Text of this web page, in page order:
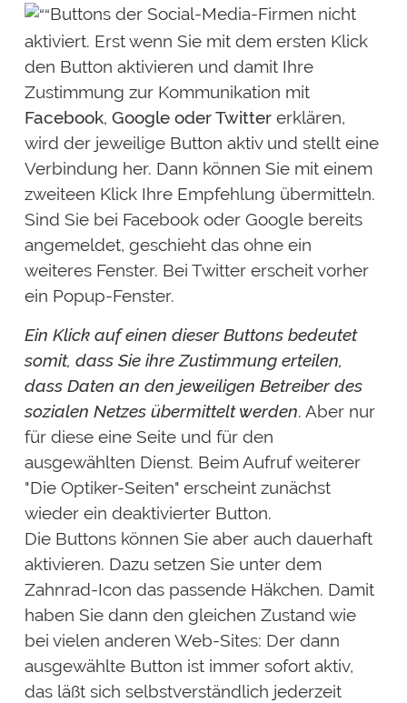
Buttons der Social-Media-Firmen nicht
aktiviert. Erst wenn Sie mit dem ersten Klick
den Button aktivieren und damit Ihre
Zustimmung zur Kommunikation mit
Facebook, Google oder Twittererklären,
wird der jeweilige Button aktiv und stellt eine
Verbindung her. Dann können Sie mit einem
zweiteen Klick Ihre Empfehlung übermitteln.
Sind Sie bei Facebook oder Google bereits
angemeldet, geschieht das ohne ein
weiteres Fenster. Bei Twitter erscheit vorher
ein Popup-Fenster.
Ein Klick auf einen dieser Buttons bedeutet
somit, dass Sie ihre Zustimmung erteilen,
dass Daten an den jeweiligen Betreiber des
sozialen Netzes übermittelt werden. Aber nur
für diese eine Seite und für den
ausgewählten Dienst. Beim Aufruf weiterer
"Die Optiker-Seiten" erscheint zunächst
wieder ein deaktivierter Button.
Die Buttons können Sie aber auch dauerhaft
aktivieren. Dazu setzen Sie unter dem
Zahnrad-Icon das passende Häkchen. Damit
haben Sie dann den gleichen Zustand wie
bei vielen anderen Web-Sites: Der dann
ausgewählte Button ist immer sofort aktiv,
das läßt sich selbstverständlich jederzeit